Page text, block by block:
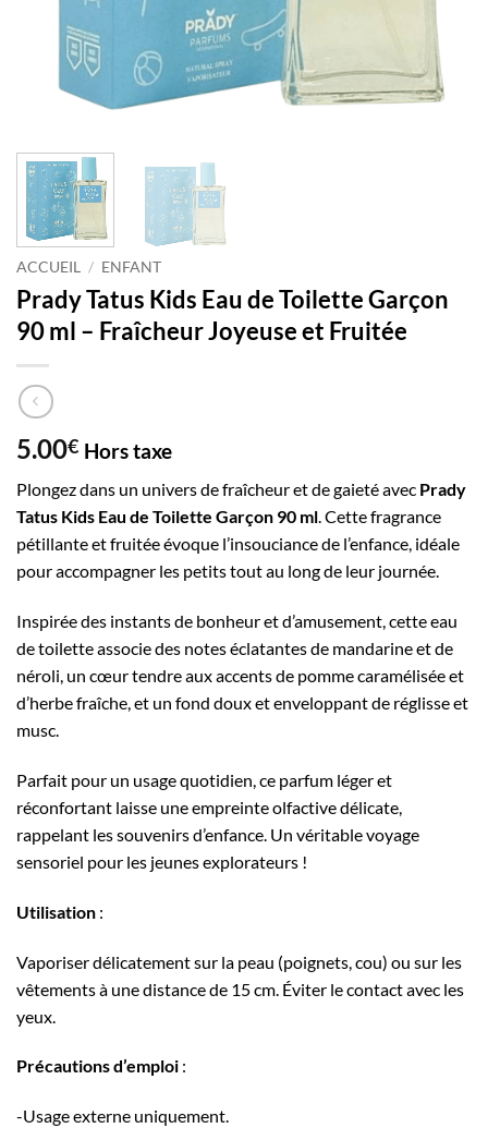
ACCUEIL / ENFANT
Prady Tatus Kids Eau de Toilette Garçon
90 ml – Fraîcheur Joyeuse et Fruitée
5.00€ Hors taxe
Plongez dans un univers de fraîcheur et de gaieté avec Prady
Tatus Kids Eau de Toilette Garçon 90 ml. Cette fragrance
pétillante et fruitée évoque l’insouciance de l’enfance, idéale
pour accompagner les petits tout au long de leur journée.
Inspirée des instants de bonheur et d’amusement, cette eau
de toilette associe des notes éclatantes de mandarine et de
néroli, un cœur tendre aux accents de pomme caramélisée et
d’herbe fraîche, et un fond doux et enveloppant de réglisse et
musc.
Parfait pour un usage quotidien, ce parfum léger et
réconfortant laisse une empreinte olfactive délicate,
rappelant les souvenirs d’enfance. Un véritable voyage
sensoriel pour les jeunes explorateurs !
Utilisation :
Vaporiser délicatement sur la peau (poignets, cou) ou sur les
vêtements à une distance de 15 cm. Éviter le contact avec les
yeux.
Précautions d’emploi :
-Usage externe uniquement.